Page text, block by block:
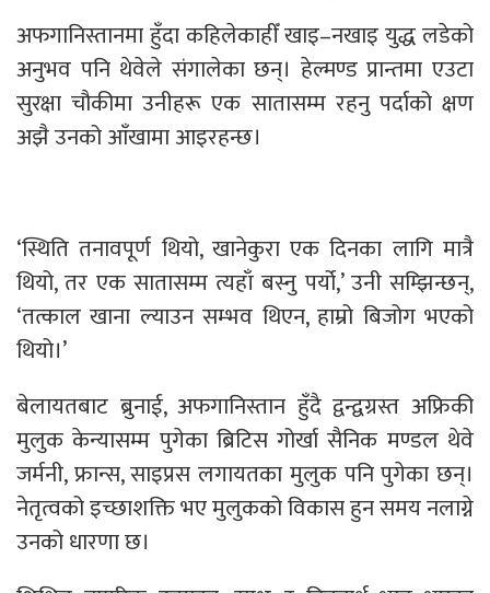
अफगानिस्तानमा हुँदा कहिलेकाहीँ खाइ–नखाइ युद्ध लडेको
अनुभव पनि थेवेले संगालेका छन्। हेल्मण्ड प्रान्तमा एउटा
सुरक्षा चौकीमा उनीहरू एक सातासम्म रहनु पर्दाको क्षण
अझै उनको आँखामा आइरहन्छ।
‘स्थिति तनावपूर्ण थियो, खानेकुरा एक दिनका लागि मात्रै
थियो, तर एक सातासम्म त्यहाँ बस्नु पर्यो,’ उनी सम्झिन्छन्,
‘तत्काल खाना ल्याउन सम्भव थिएन, हाम्रो बिजोग भएको
थियो।’
बेलायतबाट ब्रुनाई, अफगानिस्तान हुँदै द्वन्द्वग्रस्त अफ्रिकी
मुलुक केन्यासम्म पुगेका ब्रिटिस गोर्खा सैनिक मण्डल थेवे
जर्मनी, फ्रान्स, साइप्रस लगायतका मुलुक पनि पुगेका छन्।
नेतृत्वको इच्छाशक्ति भए मुलुकको विकास हुन समय नलाग्ने
उनको धारणा छ।